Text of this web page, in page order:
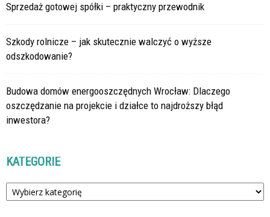
Sprzedaż gotowej spółki – praktyczny przewodnik
Szkody rolnicze – jak skutecznie walczyć o wyższe
odszkodowanie?
Budowa domów energooszczędnych Wrocław: Dlaczego
oszczędzanie na projekcie i działce to najdroższy błąd
inwestora?
KATEGORIE
Kategorie